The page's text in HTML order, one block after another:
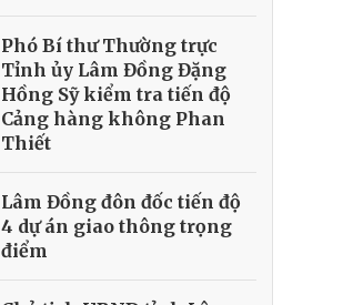
Phó Bí thư Thường trực
Tỉnh ủy Lâm Đồng Đặng
Hồng Sỹ kiểm tra tiến độ
Cảng hàng không Phan
Thiết
Lâm Đồng đôn đốc tiến độ
4 dự án giao thông trọng
điểm